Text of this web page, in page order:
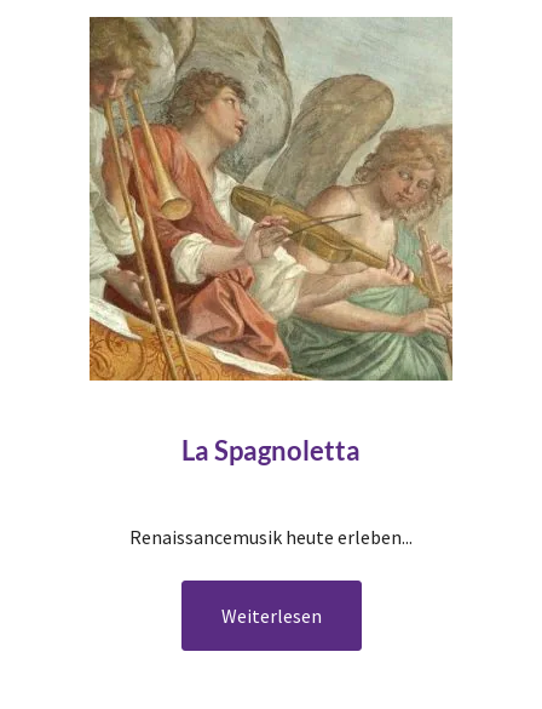
La Spagnoletta
Renaissancemusik heute erleben...
Weiterlesen